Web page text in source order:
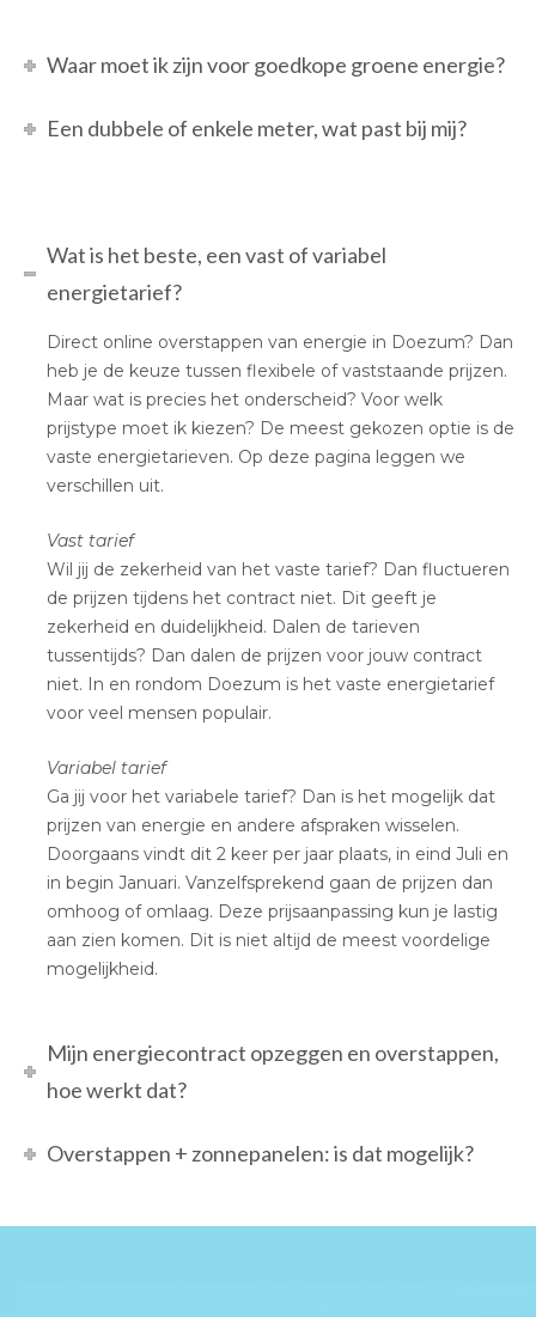
Waar moet ik zijn voor goedkope groene energie?
Een dubbele of enkele meter, wat past bij mij?
Wat is het beste, een vast of variabel
energietarief?
Direct online overstappen van energie in Doezum? Dan
heb je de keuze tussen flexibele of vaststaande prijzen.
Maar wat is precies het onderscheid? Voor welk
prijstype moet ik kiezen? De meest gekozen optie is de
vaste energietarieven. Op deze pagina leggen we
verschillen uit.
Vast tarief
Wil jij de zekerheid van het vaste tarief? Dan fluctueren
de prijzen tijdens het contract niet. Dit geeft je
zekerheid en duidelijkheid. Dalen de tarieven
tussentijds? Dan dalen de prijzen voor jouw contract
niet. In en rondom Doezum is het vaste energietarief
voor veel mensen populair.
Variabel tarief
Ga jij voor het variabele tarief? Dan is het mogelijk dat
prijzen van energie en andere afspraken wisselen.
Doorgaans vindt dit 2 keer per jaar plaats, in eind Juli en
in begin Januari. Vanzelfsprekend gaan de prijzen dan
omhoog of omlaag. Deze prijsaanpassing kun je lastig
aan zien komen. Dit is niet altijd de meest voordelige
mogelijkheid.
Mijn energiecontract opzeggen en overstappen,
hoe werkt dat?
Overstappen + zonnepanelen: is dat mogelijk?